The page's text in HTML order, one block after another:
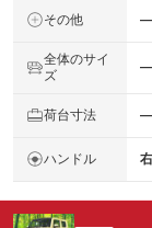
その他 ―
全体のサイ
ズ
―
荷台寸法 ―
ハンドル 右